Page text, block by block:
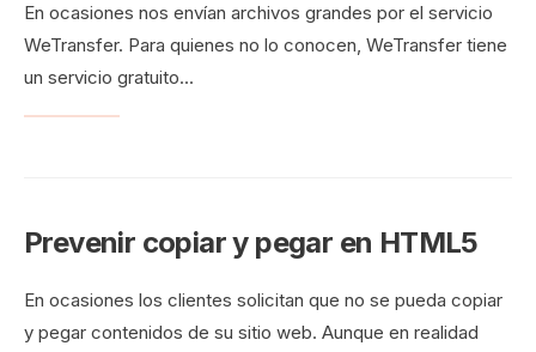
En ocasiones nos envían archivos grandes por el servicio
WeTransfer. Para quienes no lo conocen, WeTransfer tiene
un servicio gratuito...
Prevenir copiar y pegar en HTML5
En ocasiones los clientes solicitan que no se pueda copiar
y pegar contenidos de su sitio web. Aunque en realidad